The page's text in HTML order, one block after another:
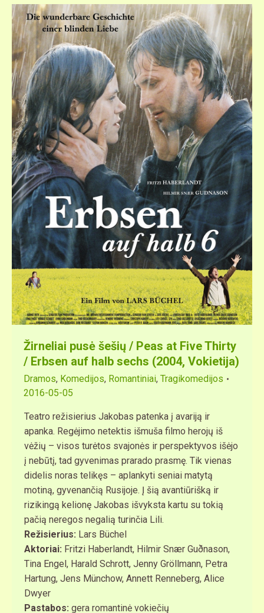
Žirneliai pusė šešių / Peas at Five Thirty
/ Erbsen auf halb sechs (2004, Vokietija)
Dramos, Komedijos, Romantiniai, Tragikomedijos
2016-05-05
Teatro režisierius Jakobas patenka į avariją ir
apanka. Regėjimo netektis išmuša filmo herojų iš
vėžių – visos turėtos svajonės ir perspektyvos išėjo
į nebūtį, tad gyvenimas prarado prasmę. Tik vienas
didelis noras telikęs – aplankyti seniai matytą
motiną, gyvenančią Rusijoje. Į šią avantiūrišką ir
rizikingą kelionę Jakobas išvyksta kartu su tokią
pačią neregos negalią turinčia Lili.
Režisierius: Lars Büchel
Aktoriai: Fritzi Haberlandt, Hilmir Snær Guðnason,
Tina Engel, Harald Schrott, Jenny Gröllmann, Petra
Hartung, Jens Münchow, Annett Renneberg, Alice
Dwyer
Pastabos: gera romantinė vokiečių